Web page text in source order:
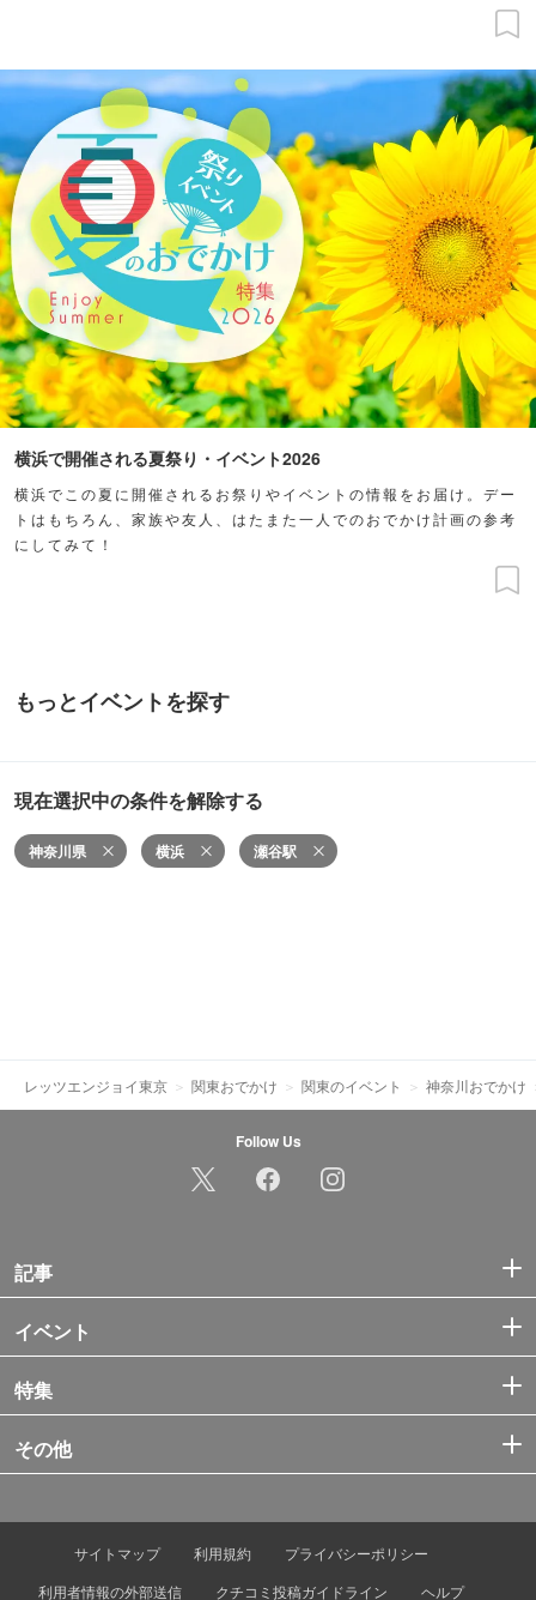
横浜で開催される夏祭り・イベント2026
横浜でこの夏に開催されるお祭りやイベントの情報をお届け。デー
トはもちろん、家族や友人、はたまた一人でのおでかけ計画の参考
にしてみて！
もっとイベントを探す
現在選択中の条件を解除する
神奈川県 横浜 瀬谷駅
レッツエンジョイ東京 関東おでかけ 関東のイベント 神奈川おでかけ
Follow Us
記事
イベント
特集
その他
サイトマップ 利用規約
プライバシーポリシー
利用者情報の外部送信
クチコミ投稿ガイドライン ヘルプ